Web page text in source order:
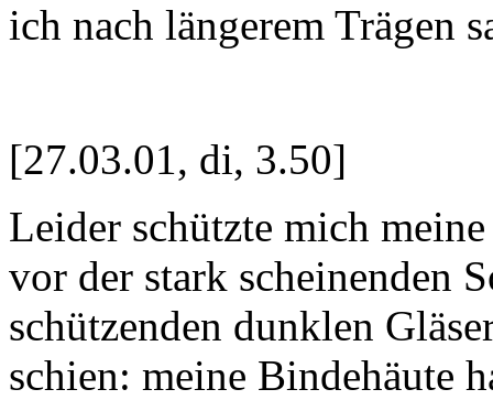
ich nach längerem Trägen
[27.03.01, di, 3.50]
Leider schützte mich
vor der stark scheinenden
schützenden dunklen
schien: meine Bindehäute